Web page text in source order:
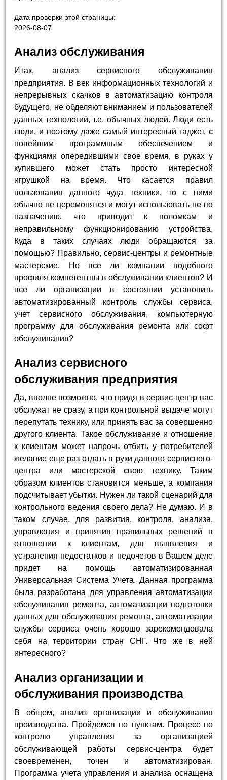
Дата проверки этой страницы:
2026-08-07
Анализ обслуживания
Итак, анализ сервисного обслуживания
предприятия. В век информационных технологий и
непрерывных скачков в автоматизацию контроля
будущего, не обделяют вниманием и пользователей
данных технологий, т.е. обычных людей. Люди есть
люди, и поэтому даже самый интересный гаджет, с
новейшим программным обеспечением и
функциями опередившими свое время, в руках у
купившего может стать просто интересной
игрушкой на время. Что касается правил
пользования данного чуда техники, то с ними
обычно не церемонятся и могут использовать не по
назначению, что приводит к поломкам и
неправильному функционированию устройства.
Куда в таких случаях люди обращаются за
помощью? Правильно, сервис-центры и ремонтные
мастерские. Но все ли компании подобного
профиля компетентны в обслуживании клиентов? И
все ли организации в состоянии установить
автоматизированный контроль службы сервиса,
учет сервисного обслуживания, компьютерную
программу для обслуживания ремонта или софт
обслуживания?
Анализ сервисного
обслуживания предприятия
Да, вполне возможно, что придя в сервис-центр вас
обслужат не сразу, а при контрольной выдаче могут
перепутать технику, или принять вас за совершенно
другого клиента. Такое обслуживание и отношение
к клиентам может напрочь отбить у потребителей
желание еще раз отдать в руки данного сервисного-
центра или мастерской свою технику. Таким
образом клиентов становится меньше, а компания
подсчитывает убытки. Нужен ли такой сценарий для
контрольного ведения своего дела? Не думаю. И в
таком случае, для развития, контроля, анализа,
управления и принятия правильных решений в
отношении к клиентам, для выявления и
устранения недостатков и недочетов в Вашем деле
придет на помощь автоматизированная
Универсальная Система Учета. Данная программа
была разработана для управления автоматизации
обслуживания ремонта, автоматизации подготовки
данных для обслуживания ремонта, автоматизации
службы сервиса очень хорошо зарекомендовала
себя на территории стран СНГ. Что же в ней
интересного?
Анализ организации и
обслуживания производства
В общем, анализ организации и обслуживания
производства. Пройдемся по пунктам. Процесс по
контролю управления за организацией
обслуживающей работы сервис-центра будет
своевременен, точен и автоматизирован.
Программа учета управления и анализа оснащена